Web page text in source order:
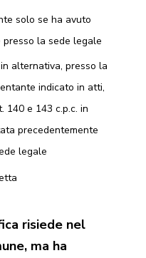
solo se ha avuto
la sede legale
alternativa, presso la
indicato in atti,
140 e 143 c.p.c. in
precedentemente
legale
risiede nel
ma ha